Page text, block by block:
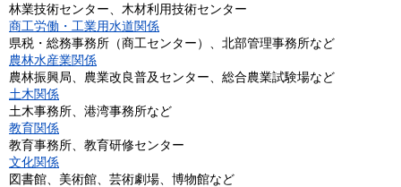
林業技術センター、木材利用技術センター
商工労働・工業用水道関係
県税・総務事務所（商工センター）、北部管理事務所など
農林水産業関係
農林振興局、農業改良普及センター、総合農業試験場など
土木関係
土木事務所、港湾事務所など
教育関係
教育事務所、教育研修センター
文化関係
図書館、美術館、芸術劇場、博物館など